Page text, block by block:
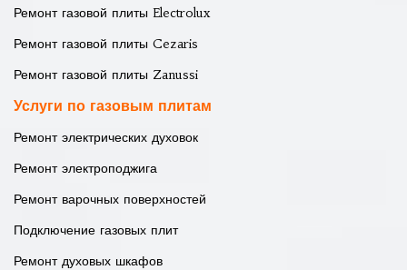
Ремонт газовой плиты Electrolux
Ремонт газовой плиты Cezaris
Ремонт газовой плиты Zanussi
Услуги по газовым плитам
Ремонт электрических духовок
Ремонт электроподжига
Ремонт варочных поверхностей
Подключение газовых плит
Ремонт духовых шкафов